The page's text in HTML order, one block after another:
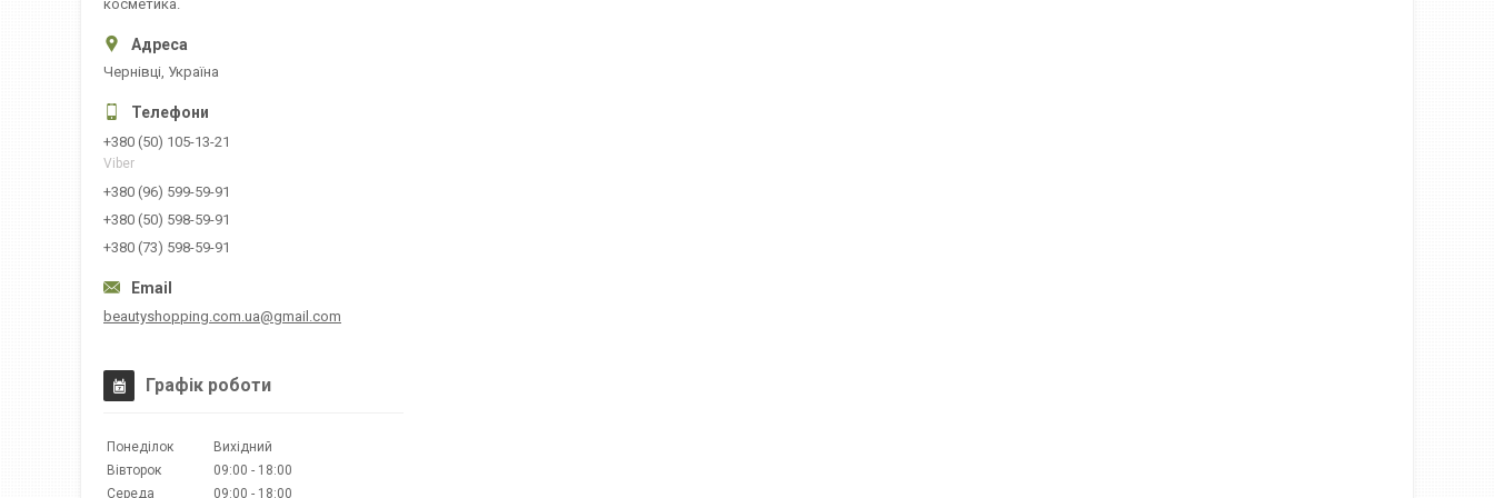
косметика.
Чернівці, Україна
+380 (50) 105-13-21
Viber
+380 (96) 599-59-91
+380 (50) 598-59-91
+380 (73) 598-59-91
beautyshopping.com.ua@gmail.com
Графік роботи
Понеділок
Вихідний
Вівторок
09:00
18:00
Середа
09:00 18:00